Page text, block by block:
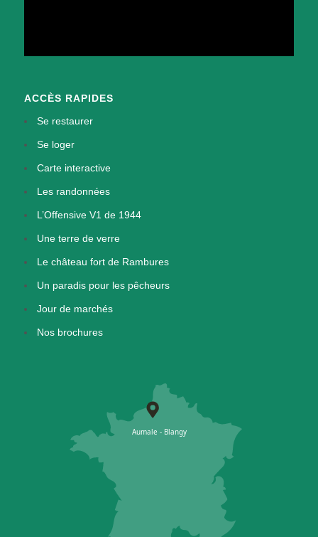
ACCÈS RAPIDES
Se restaurer
Se loger
Carte interactive
Les randonnées
L’Offensive V1 de 1944
Une terre de verre
Le château fort de Rambures
Un paradis pour les pêcheurs
Jour de marchés
Nos brochures